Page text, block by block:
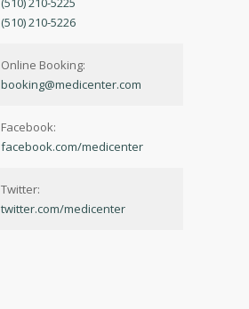
(510) 210-5226
Online Booking:
booking@medicenter.com
Facebook:
facebook.com/medicenter
Twitter:
twitter.com/medicenter